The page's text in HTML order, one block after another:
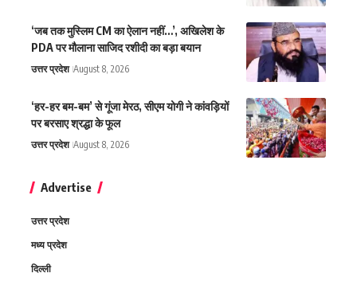
‘जब तक मुस्लिम CM का ऐलान नहीं…’, अखिलेश के
PDA पर मौलाना साजिद रशीदी का बड़ा बयान
उत्तर प्रदेश August 8, 2026
‘हर-हर बम-बम’ से गूंजा मेरठ, सीएम योगी ने कांवड़ियों
पर बरसाए श्रद्धा के फूल
उत्तर प्रदेश August 8, 2026
Advertise
उत्तर प्रदेश
मध्य प्रदेश
दिल्ली